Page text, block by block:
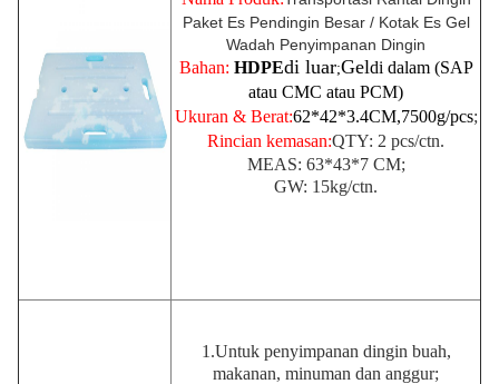
Paket Es Pendingin Besar / Kotak Es Gel
Wadah Penyimpanan Dingin
Bahan: HDPEdi luar;Geldi dalam (SAP
atau CMC atau PCM)
Ukuran & Berat:62*42*3.4CM,7500g/pcs;
Rincian kemasan:QTY: 2 pcs/ctn.
MEAS: 63*43*7 CM;
GW: 15kg/ctn.
1.Untuk penyimpanan dingin buah,
makanan, minuman dan anggur;